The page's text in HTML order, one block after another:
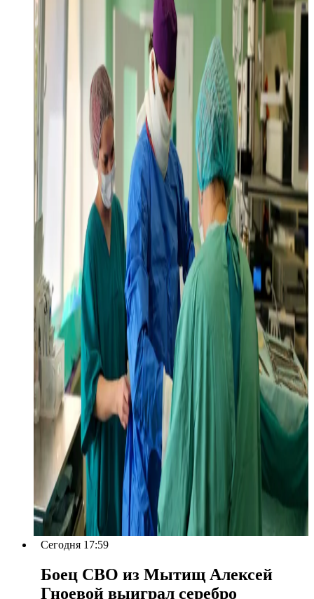
Сегодня 17:59
Боец СВО из Мытищ Алексей
Гноевой выиграл серебро